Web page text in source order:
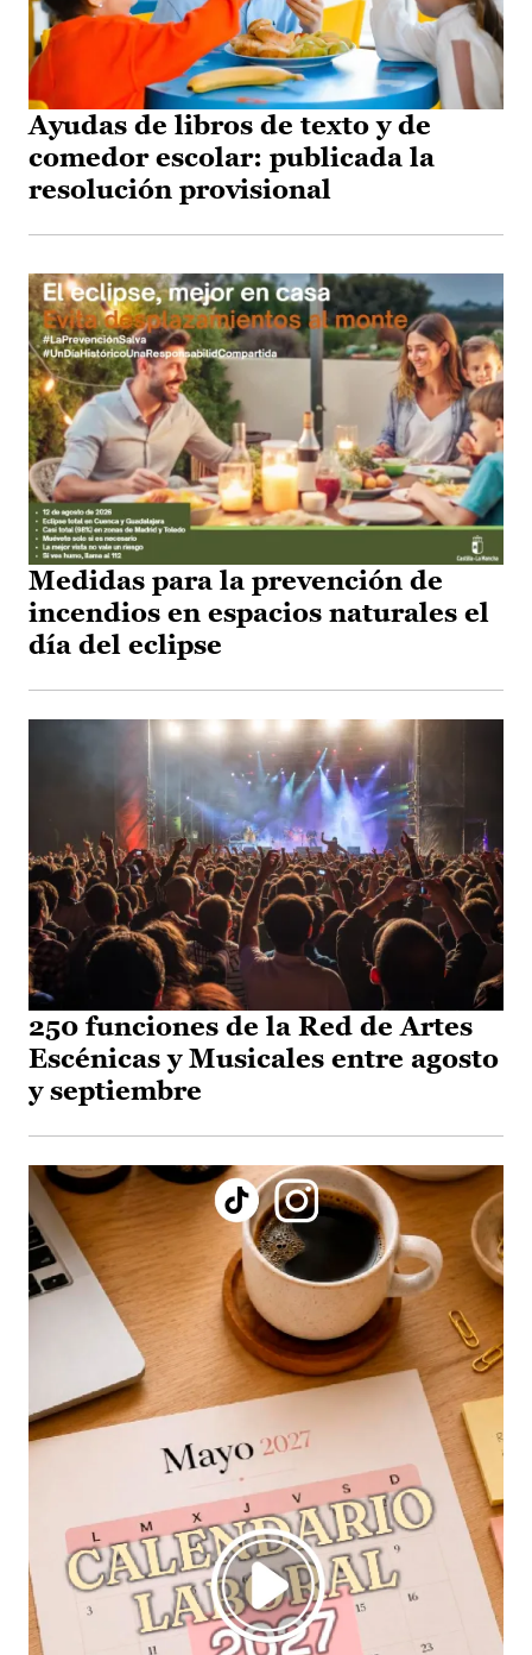
Ayudas de libros de texto y de
comedor escolar: publicada la
resolución provisional
Medidas para la prevención de
incendios en espacios naturales el
día del eclipse
250 funciones de la Red de Artes
Escénicas y Musicales entre agosto
y septiembre